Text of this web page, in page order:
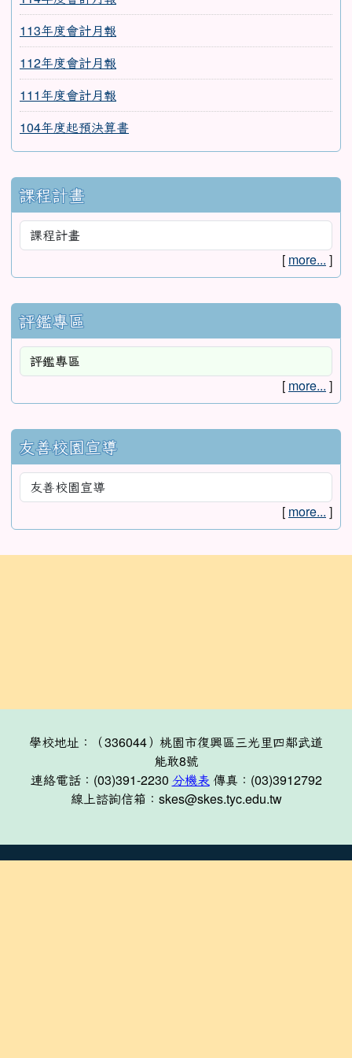
113年度會計月報
112年度會計月報
111年度會計月報
104年度起預決算書
課程計畫
[ more... ]
評鑑專區
[ more... ]
友善校園宣導
[ more... ]
學校地址：（336044）桃園市復興區三光里四鄰武道
能敢8號
連絡電話：(03)391-2230 分機表傳真：(03)3912792
線上諮詢信箱：skes@skes.tyc.edu.tw